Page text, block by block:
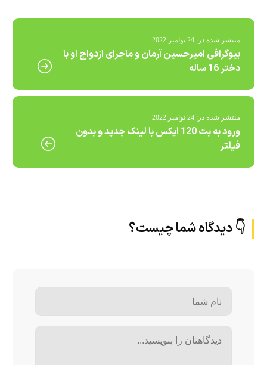
منتشر شده در: 24 نوامبر 2022
بیوگرافی امیرحسین آرمان و ماجرای ازدواج او با
دختر 16 ساله
منتشر شده در: 24 نوامبر 2022
ورود به بت 120 ایکس با لینک جدید و بدون
فیلتر
👇 دیدگاه شما چیست؟